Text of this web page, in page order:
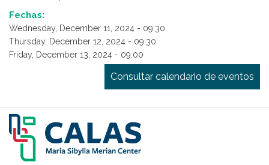
Fechas:
Wednesday, December 11, 2024 - 09:30
Thursday, December 12, 2024 - 09:30
Friday, December 13, 2024 - 09:00
Consultar calendario de eventos